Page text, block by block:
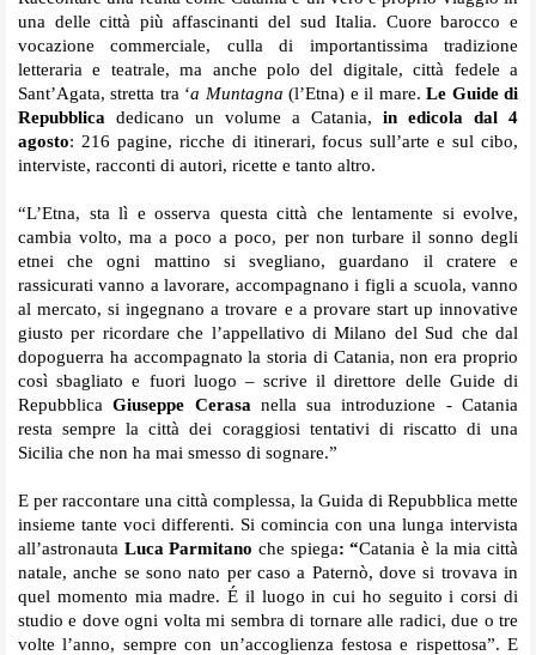
una delle città più affascinanti del sud Italia. Cuore barocco e
vocazione commerciale, culla di importantissima tradizione
letteraria e teatrale, ma anche polo del digitale, città fedele a
Sant’Agata, stretta tra ‘a Muntagna(l’Etna) e il mare.Le Guide di
Repubblica dedicano un volume a Catania, in edicola dal 4
agosto: 216 pagine, ricche di itinerari, focus sull’arte e sul cibo,
interviste, racconti di autori, ricette e tanto altro.
“L’Etna, sta lì e osserva questa città che lentamente si evolve,
cambia volto, ma a poco a poco, per non turbare il sonno degli
etnei che ogni mattino si svegliano, guardano il cratere e
rassicurati vanno a lavorare, accompagnano i figli a scuola, vanno
al mercato, si ingegnano a trovare e a provare start up innovative
giusto per ricordare che l’appellativo di Milano del Sud che dal
dopoguerra ha accompagnato la storia di Catania, non era proprio
così sbagliato e fuori luogo – scrive il direttore delle Guide di
RepubblicaGiuseppe Cerasa nella sua introduzione - Catania
resta sempre la città dei coraggiosi tentativi di riscatto di una
Sicilia che non ha mai smesso di sognare.”
E per raccontare una città complessa, la Guida di Repubblica mette
insieme tante voci differenti. Si comincia con una lunga intervista
all’astronauta Luca Parmitano che spiega: “Catania è la mia città
natale, anche se sono nato per caso a Paternò, dove si trovava in
quel momento mia madre. É il luogo in cui ho seguito i corsi di
studio e dove ogni volta mi sembra di tornare alle radici, due o tre
volte l’anno, sempre con un’accoglienza festosa e rispettosa”. E